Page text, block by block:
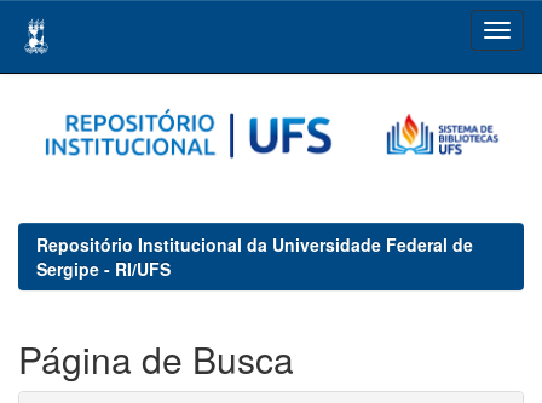
navigation
Repositório Institucional da Universidade Federal de
Sergipe - RI/UFS
Página de Busca